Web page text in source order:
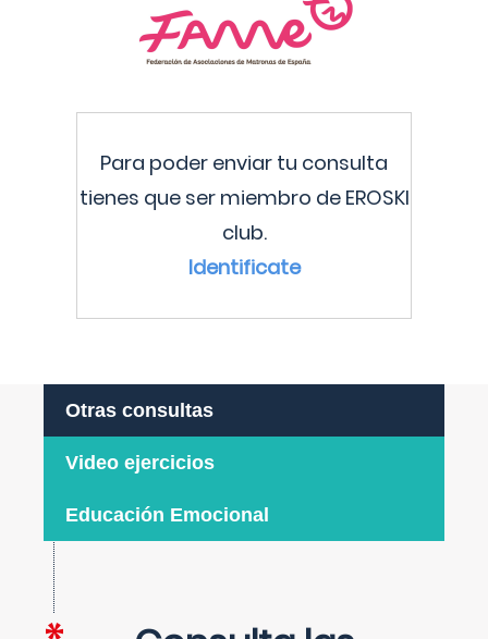
Para poder enviar tu consulta
tienes que ser miembro de EROSKI
club.
Identificate
Otras consultas
Video ejercicios
Educación Emocional